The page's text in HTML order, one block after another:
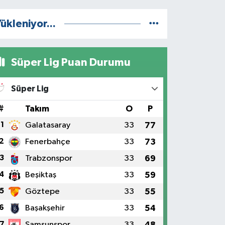
Süper Lig Puan Durumu
Süper Lig
Takım O P
1 Galatasaray 33 77
Fenerbahçe 33 73
3 Trabzonspor 33 69
Beşiktaş 33 59
5 Göztepe 33 55
Başakşehir 33 54